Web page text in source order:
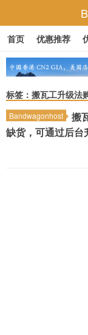
首页 优惠推荐
标签：搬瓦工升级法
Bandwagonhost
搬
缺货，可通过后台